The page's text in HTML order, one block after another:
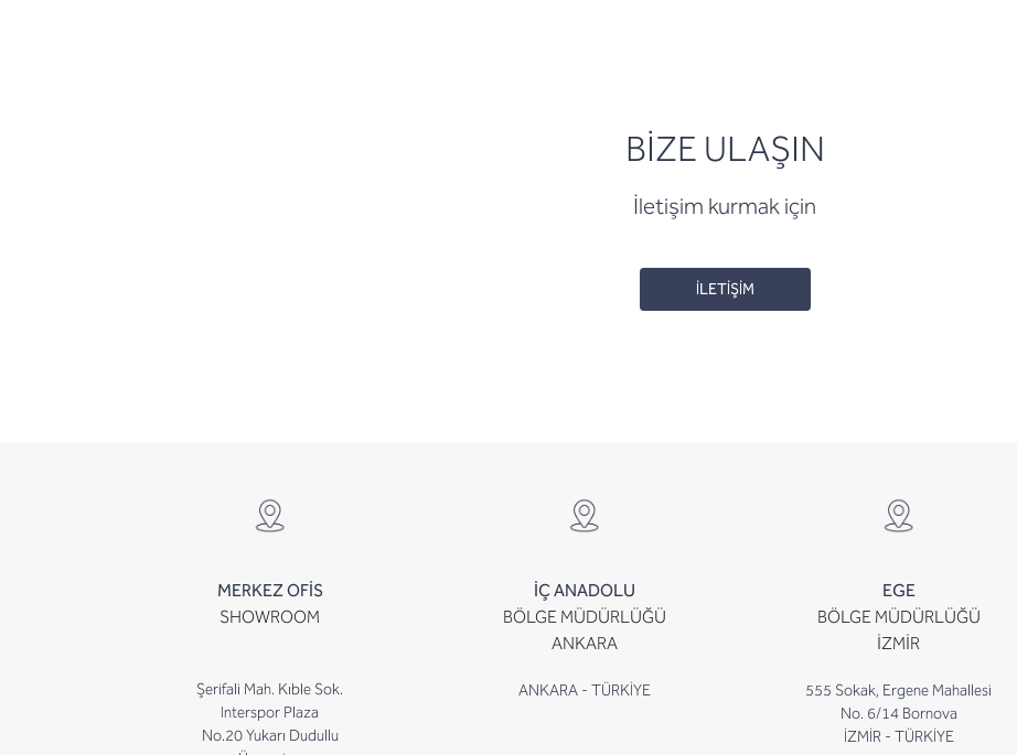
BİZE ULAŞIN
İletişim kurmak için
İLETİŞİM
MERKEZ OFİS
SHOWROOM
Şerifali Mah. Kıble Sok.
Interspor Plaza
No.20 Yukarı Dudullu
İÇ ANADOLU
BÖLGE MÜDÜRLÜĞÜ
ANKARA
ANKARA - TÜRKİYE
EGE
BÖLGE MÜDÜRLÜĞÜ
İZMİR
555 Sokak, Ergene Mahallesi
No. 6/14 Bornova
İZMİR - TÜRKİYE